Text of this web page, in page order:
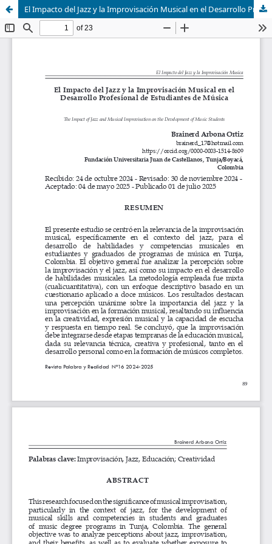
El Impacto del Jazz y la Improvisación Musical en el Desarrollo Profesional de Estudiantes de Música